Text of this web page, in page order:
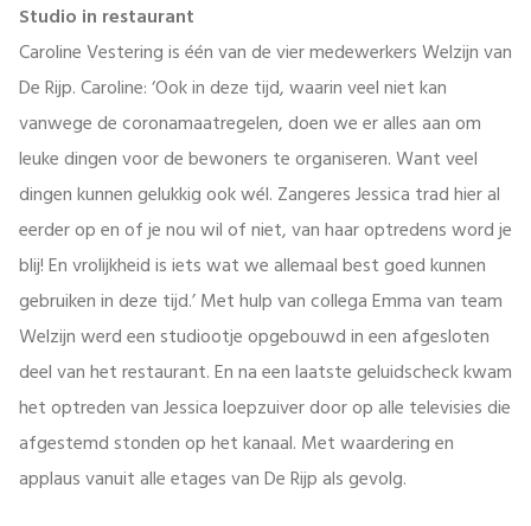
Studio in restaurant
Caroline Vestering is één van de vier medewerkers Welzijn van
De Rijp. Caroline: ‘Ook in deze tijd, waarin veel niet kan
vanwege de coronamaatregelen, doen we er alles aan om
leuke dingen voor de bewoners te organiseren. Want veel
dingen kunnen gelukkig ook wél. Zangeres Jessica trad hier al
eerder op en of je nou wil of niet, van haar optredens word je
blij! En vrolijkheid is iets wat we allemaal best goed kunnen
gebruiken in deze tijd.’ Met hulp van collega Emma van team
Welzijn werd een studiootje opgebouwd in een afgesloten
deel van het restaurant. En na een laatste geluidscheck kwam
het optreden van Jessica loepzuiver door op alle televisies die
afgestemd stonden op het kanaal. Met waardering en
applaus vanuit alle etages van De Rijp als gevolg.